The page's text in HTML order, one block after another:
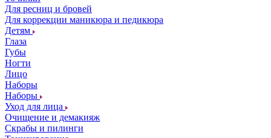
Для ресниц и бровей
Для коррекции маникюра и педикюра
Детям
Глаза
Губы
Ногти
Лицо
Наборы
Наборы
Уход для лица
Очищение и демакияж
Скрабы и пилинги